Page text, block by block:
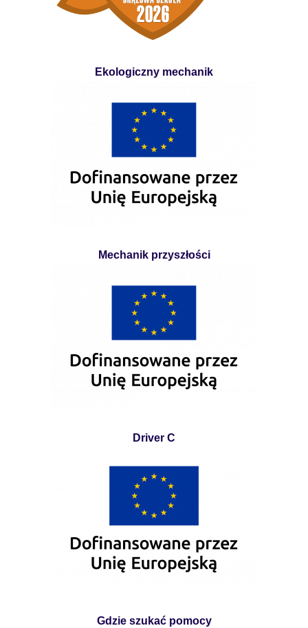
Ekologiczny mechanik
Mechanik przyszłości
Driver C
Gdzie szukać pomocy